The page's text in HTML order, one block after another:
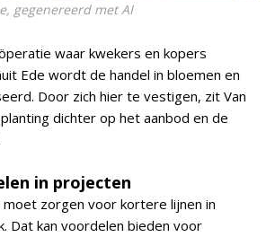
gegenereerd met AI
waar kwekers en kopers
Ede wordt de handel in bloemen en
Door zich hier te vestigen, zit Van
dichter op het aanbod en de
in projecten
moet zorgen voor kortere lijnen in
Dat kan voordelen bieden voor